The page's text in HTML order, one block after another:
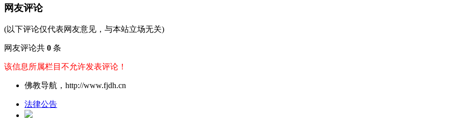
网友评论
(以下评论仅代表网友意见，与本站立场无关)
网友评论共 0 条
该信息所属栏目不允许发表评论！
佛教导航，http://www.fjdh.cn
法律公告